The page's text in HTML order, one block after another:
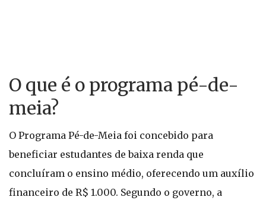
O que é o programa pé-de-
meia?
O Programa Pé-de-Meia foi concebido para
beneficiar estudantes de baixa renda que
concluíram o ensino médio, oferecendo um auxílio
financeiro de R$ 1.000. Segundo o governo, a